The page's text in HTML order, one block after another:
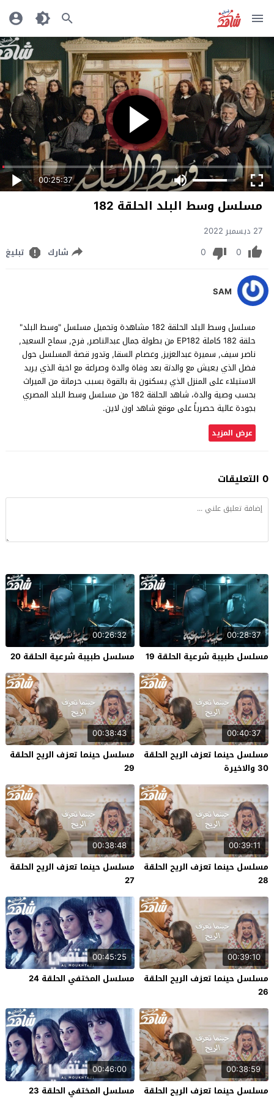
00:25:37
مسلسل وسط البلد الحلقة 182
27 ديسمبر 2022
0
0 شارك تبليغ
SAM
مسلسل وسط البلد الحلقة 182 مشاهدة وتحميل مسلسل "وسط البلد"
حلقة 182 كاملة EP182 من بطولة جمال عبدالناصر, فرح, سماح السعيد,
ناصر سيف, سميرة عبدالعزيز, وعصام السقا, وتدور قصة المسلسل حول
فضل الذي يعيش مع والدتة بعد وفاة والدة وصراعة مع اخية الذي يريد
الاستيلاء على المنزل الذي يسكنون بة بالقوة بسبب حرمانة من الميراث
بحسب وصية والدة، شاهد الحلقة 182 من مسلسل وسط البلد المصري
بجودة عالية حصرياً على موقع شاهد اون لاين.
عرض المزيد
0 التعليقات
00:28:37
مسلسل طبيبة شرعية الحلقة 19
00:26:32
مسلسل طبيبة شرعية الحلقة 20
00:40:37
مسلسل حينما تعزف الريح الحلقة
30 والاخيرة
00:38:43
مسلسل حينما تعزف الريح الحلقة
29
00:39:11
مسلسل حينما تعزف الريح الحلقة
28
00:38:48
مسلسل حينما تعزف الريح الحلقة
27
00:39:10
مسلسل حينما تعزف الريح الحلقة
26
00:45:25
مسلسل المختفي الحلقة 24
00:38:59
مسلسل حينما تعزف الريح الحلقة
00:46:00
مسلسل المختفي الحلقة 23